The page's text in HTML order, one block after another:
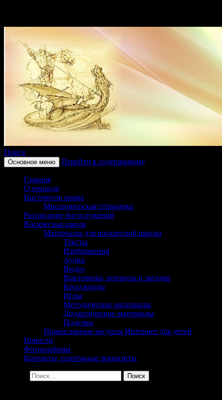
Приход храма в честь
святого великомученика
Георгия Победоносца
сельского поселения
Георгиевка Кинельской
Епархии
Поиск
Основное меню Перейти к содержимому
Главная
О приходе
Настоятель храма
Миссионерская страничка
Расписание богослужений
Воскресная школа
Материалы для воскресной школы
Тексты
Изображения
Аудио
Видео
Викторины, вопросы и загадки
Кроссворды
Игры
Методические материалы
Дидактические материалы
Поделки
Православные ресурсы Интернет для детей
Новости
Фотоальбомы
Контакты, платёжные реквизиты